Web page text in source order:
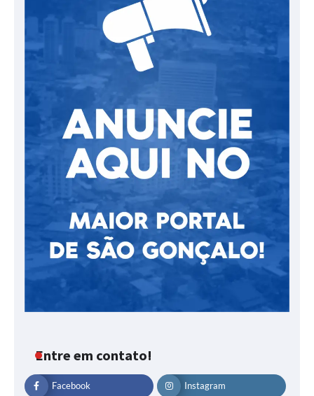
Entre em contato!
Facebook Instagram